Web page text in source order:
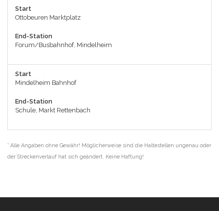
Start
Ottobeuren Marktplatz
End-Station
Forum/Busbahnhof, Mindelheim
Start
Mindelheim Bahnhof
End-Station
Schule, Markt Rettenbach
* Alle Angaben ohne Gewähr! Möglicherweise sind die Haltestellen ungenau oder
der Streckenverlauf hat sich geändert. Keine Haftung!